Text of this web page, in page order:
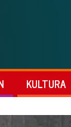
KULTURA